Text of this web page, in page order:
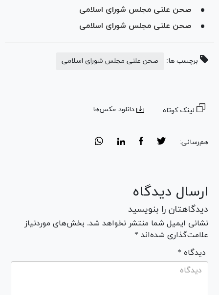
صحن علنی مجلس شورای اسلامی
صحن علنی مجلس شورای اسلامی
برچسب ها: صحن علنی مجلس شورای اسلامی
لینک کوتاه دانلود عکس‌ها
هم‌رسانی:
ارسال دیدگاه
دیدگاهتان را بنویسید
نشانی ایمیل شما منتشر نخواهد شد. بخش‌های موردنیاز
علامت‌گذاری شده‌اند *
* دیدگاه